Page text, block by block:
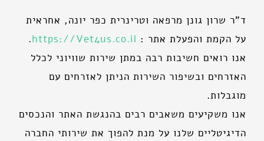
ד"ר שרון גונן מרפאה וטרינרית כפר יונה, אחראית
על הקמת והפעלת אתר : https://Vet4us.co.il
.
אנו רואים חשיבות רבה במתן שירות שוויוני לכלל
האזרחים ובשיפור השירות הניתן לאזרחים עם
מוגבלות.
אנו משקיעים משאבים רבים בהנגשת האתר והנכסים
הדיגיטליים שלנו על מנת להפוך את שירותי החברה